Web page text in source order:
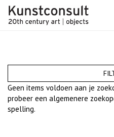
Geen items voldoen aan je
probeer een algemenere
spelling.